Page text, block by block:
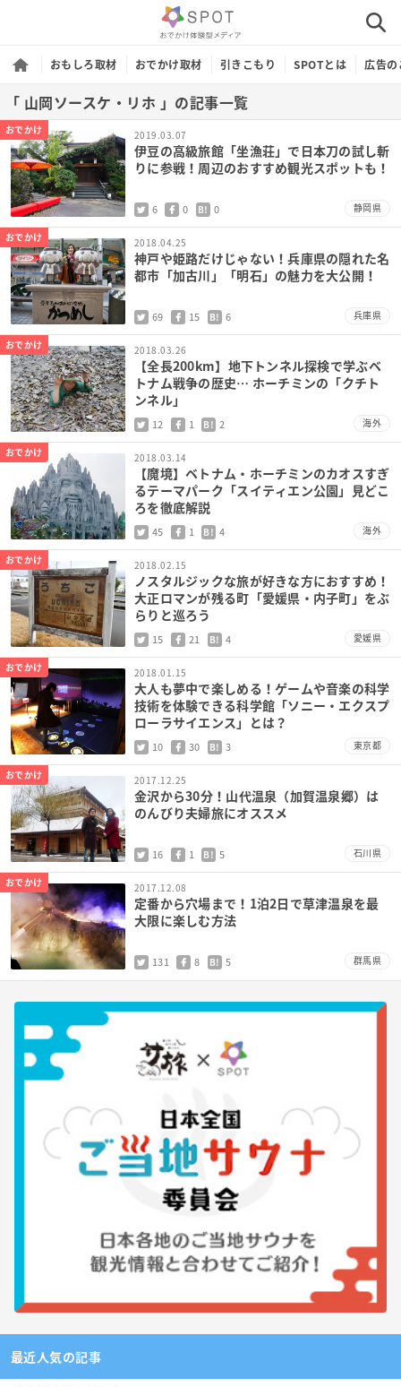
おもしろ取材 おでかけ取材 引きこもり SPOTとは 広告
「 山岡ソースケ・リホ 」の記事一覧
おでかけ 2019.03.07
伊豆の高級旅館「坐漁荘」で日本刀の試し斬
りに参戦！周辺のおすすめ観光スポットも！
6 0 B! 0 静岡県
おでかけ 2018.04.25
神戸や姫路だけじゃない！兵庫県の隠れた名
都市「加古川」「明石」の魅力を大公開！
69 15 B! 6 兵庫県
おでかけ 2018.03.26
【全長200km】地下トンネル探検で学ぶベ
トナム戦争の歴史… ホーチミンの「クチト
ンネル」
12 1 B! 2 海外
おでかけ 2018.03.14
【魔境】ベトナム・ホーチミンのカオスすぎ
るテーマパーク「スイティエン公園」見どこ
ろを徹底解説
45 1 B! 4 海外
おでかけ 2018.02.15
ノスタルジックな旅が好きな方におすすめ！
大正ロマンが残る町「愛媛県・内子町」をぶ
らりと巡ろう
15 21 B! 4 愛媛県
おでかけ 2018.01.15
大人も夢中で楽しめる！ゲームや音楽の科学
技術を体験できる科学館「ソニー・エクスプ
ローラサイエンス」とは？
10 30 B! 3 東京都
おでかけ 2017.12.25
金沢から30分！山代温泉（加賀温泉郷）は
のんびり夫婦旅にオススメ
16 1 B! 5 石川県
おでかけ 2017.12.08
定番から穴場まで！1泊2日で草津温泉を最
大限に楽しむ方法
131 8 B! 5 群馬県
最近人気の記事